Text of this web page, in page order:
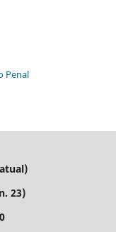
Penal
23)